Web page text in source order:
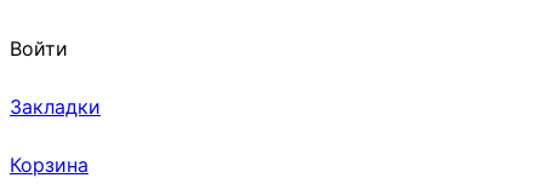
Войти
Закладки
Корзина